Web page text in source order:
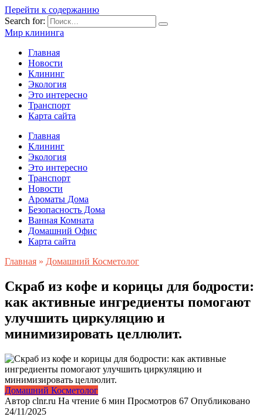
Перейти к содержанию
Search for:
Мир клининга
Главная
Новости
Клининг
Экология
Это интересно
Транспорт
Карта сайта
Главная
Клининг
Экология
Это интересно
Транспорт
Новости
Ароматы Дома
Безопасность Дома
Ванная Комната
Домашний Офис
Карта сайта
Главная » Домашний Косметолог
Скраб из кофе и корицы для бодрости:
как активные ингредиенты помогают
улучшить циркуляцию и
минимизировать целлюлит.
Домашний Косметолог
Автор clnr.ru На чтение 6 мин Просмотров 67 Опубликовано
24/11/2025